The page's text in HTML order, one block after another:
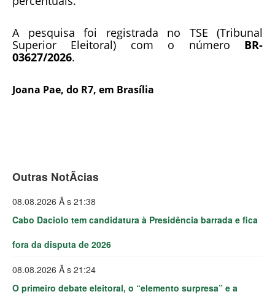
A pesquisa foi registrada no TSE (Tribunal
Superior Eleitoral) com o número BR-
03627/2026.
Joana Pae, do R7, em Brasília
Outras NotÃ­cias
08.08.2026 Ã s 21:38
Cabo Daciolo tem candidatura à Presidência barrada e fica
fora da disputa de 2026
08.08.2026 Ã s 21:24
O primeiro debate eleitoral, o “elemento surpresa” e a